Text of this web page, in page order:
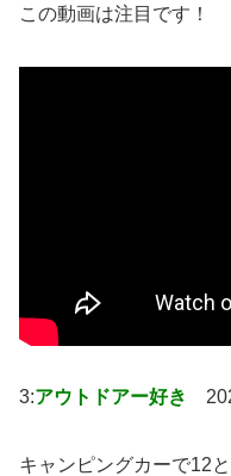
この動画は注目です！
3:アウトドアー好き
キャンピングカーで12